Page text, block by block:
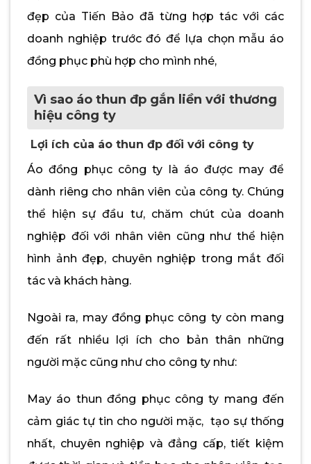
đẹp của Tiến Bảo đã từng hợp tác với các
doanh nghiệp trước đó để lựa chọn mẫu áo
đồng phục phù hợp cho mình nhé,
Vì sao áo thun đp gắn liền với thương
hiệu công ty
Lợi ích của áo thun đp đối với công ty
Áo đồng phục công ty là áo được may để
dành riêng cho nhân viên của công ty. Chúng
thể hiện sự đầu tư, chăm chút của doanh
nghiệp đối với nhân viên cũng như thể hiện
hình ảnh đẹp, chuyên nghiệp trong mắt đối
tác và khách hàng.
Ngoài ra, may đồng phục công ty còn mang
đến rất nhiều lợi ích cho bản thân những
người mặc cũng như cho công ty như:
May áo thun đồng phục công ty mang đến
cảm giác tự tin cho người mặc, tạo sự thống
nhất, chuyên nghiệp và đẳng cấp, tiết kiệm